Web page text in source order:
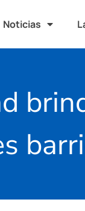
Noticias